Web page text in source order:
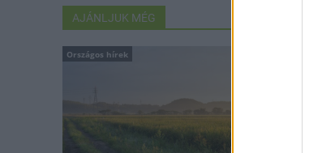
AJÁNLJUK MÉG
Országos hírek